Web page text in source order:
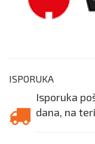
ISPORUKA
Isporuka
dana, na